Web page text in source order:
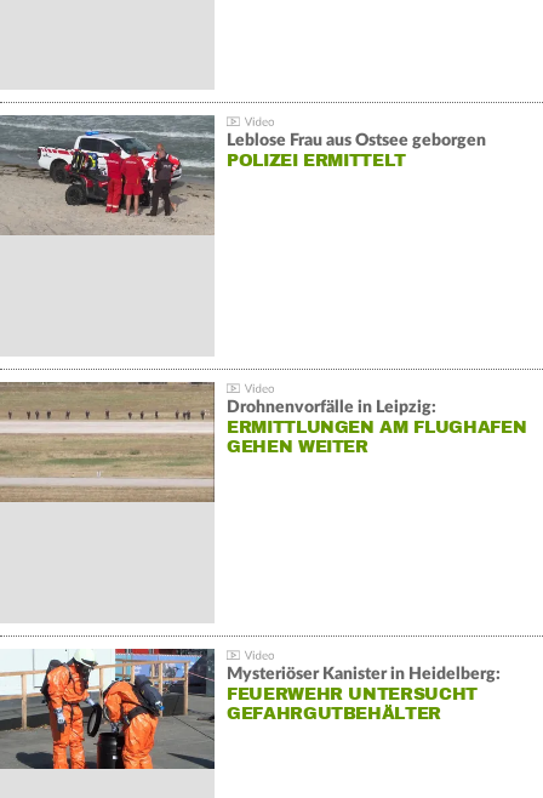
Leblose Frau aus Ostsee geborgen
POLIZEI ERMITTELT
Drohnenvorfälle in Leipzig:
ERMITTLUNGEN AM FLUGHAFEN
GEHEN WEITER
Mysteriöser Kanister in Heidelberg:
FEUERWEHR UNTERSUCHT
GEFAHRGUTBEHÄLTER